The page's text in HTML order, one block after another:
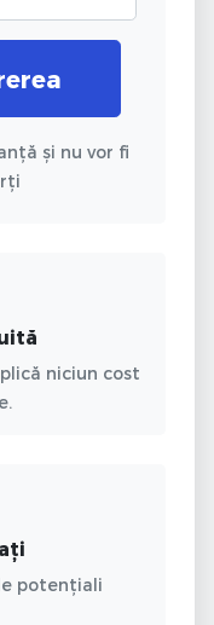
și nu vor fi
niciun cost
potențiali